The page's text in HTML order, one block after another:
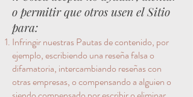
o permitir que otros usen el Sitio
para:
Infringir nuestras Pautas de contenido, por
ejemplo, escribiendo una reseña falsa o
difamatoria, intercambiando reseñas con
otras empresas, o compensando a alguien o